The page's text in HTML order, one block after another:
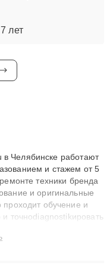
лет
Челябинске работают
и стажем от 5
техники бренда
и оригинальные
обучение и
точноdiagnostikировать
случаи: от замены